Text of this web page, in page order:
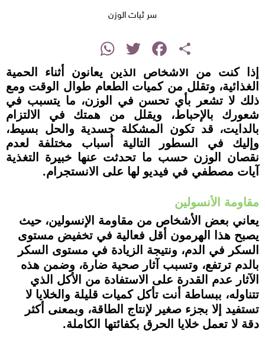
سر ثبات الوزن
Share
Facebook
Twitter
WhatsApp
إذا كنت من الأشخاص الذين يعانون أثناء الحمية
الغذائية، وتقلل من كميات الطعام طوال الوقت ومع
ذلك لا تشعر بأي تحسن في الوزن، ما يتسبب في
شعورك بالإحباط، ويقلل من همتك في الالتزام
بالدايت، قد تكون المشكلة جسدية والحل بسيط،
وإليك في السطور التالية أسباب مختلفة لعدم
نقصان الوزن حسب ما تحدثت عنها خبيرة التغذية
آيات مصطفي في فيديو لها على الانستجرام.
مقاومة الأنسولين
يعاني بعض الأشخاص من مقاومة الإنسولين، حيث
يصبح هذا الهرمون أقل فعالية في تخفيض مستوى
السكر في الدم، ونتيجة الزيادة في مستوى السكر
بالدم ترتفع، وتسبب آثار صحية ضارة، وضمن هذه
الآثار عدم القدرة على الاستفادة من الأكل الذي
تتناوله، ببساطة أنت تأكل كميات قليلة والخلايا لا
تستفيد إلا بجزء صغير لإنتاج الطاقة، وبمعنى أكثر
دقة لا تعمل خلايا الحرق بكفائتها الكاملة.